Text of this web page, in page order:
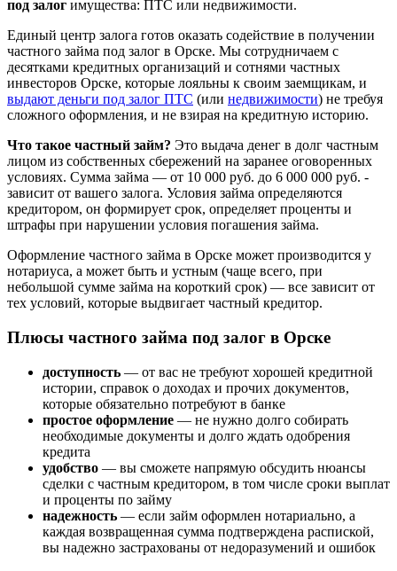
под залог имущества: ПТС или недвижимости.
Единый центр залога готов оказать содействие в получении
частного займа под залог в Орске. Мы сотрудничаем с
десятками кредитных организаций и сотнями частных
инвесторов Орске, которые лояльны к своим заемщикам, и
выдают деньги под залог ПТС (или недвижимости) не требуя
сложного оформления, и не взирая на кредитную историю.
Что такое частный займ? Это выдача денег в долг частным
лицом из собственных сбережений на заранее оговоренных
условиях. Сумма займа — от 10 000 руб. до 6 000 000 руб. -
зависит от вашего залога. Условия займа определяются
кредитором, он формирует срок, определяет проценты и
штрафы при нарушении условия погашения займа.
Оформление частного займа в Орске может производится у
нотариуса, а может быть и устным (чаще всего, при
небольшой сумме займа на короткий срок) — все зависит от
тех условий, которые выдвигает частный кредитор.
Плюсы частного займа под залог в Орске
доступность — от вас не требуют хорошей кредитной
истории, справок о доходах и прочих документов,
которые обязательно потребуют в банке
простое оформление — не нужно долго собирать
необходимые документы и долго ждать одобрения
кредита
удобство — вы сможете напрямую обсудить нюансы
сделки с частным кредитором, в том числе сроки выплат
и проценты по займу
надежность — если займ оформлен нотариально, а
каждая возвращенная сумма подтверждена распиской,
вы надежно застрахованы от недоразумений и ошибок